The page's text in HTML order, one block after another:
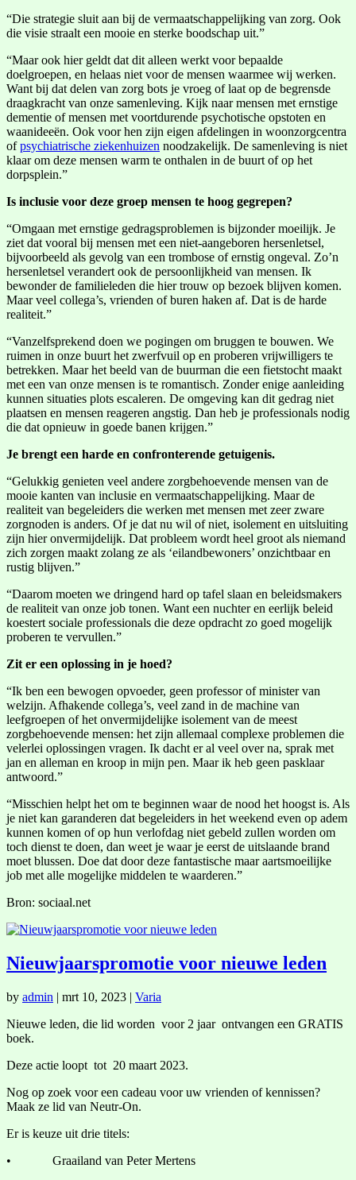
“Die strategie sluit aan bij de vermaatschappelijking van zorg. Ook
die visie straalt een mooie en sterke boodschap uit.”
“Maar ook hier geldt dat dit alleen werkt voor bepaalde
doelgroepen, en helaas niet voor de mensen waarmee wij werken.
Want bij dat delen van zorg bots je vroeg of laat op de begrensde
draagkracht van onze samenleving. Kijk naar mensen met ernstige
dementie of mensen met voortdurende psychotische opstoten en
waanideeën. Ook voor hen zijn eigen afdelingen in woonzorgcentra
ofpsychiatrische ziekenhuizen noodzakelijk. De samenleving is niet
klaar om deze mensen warm te onthalen in de buurt of op het
dorpsplein.”
Is inclusie voor deze groep mensen te hoog gegrepen?
“Omgaan met ernstige gedragsproblemen is bijzonder moeilijk. Je
ziet dat vooral bij mensen met een niet-aangeboren hersenletsel,
bijvoorbeeld als gevolg van een trombose of ernstig ongeval. Zo’n
hersenletsel verandert ook de persoonlijkheid van mensen. Ik
bewonder de familieleden die hier trouw op bezoek blijven komen.
Maar veel collega’s, vrienden of buren haken af. Dat is de harde
realiteit.”
“Vanzelfsprekend doen we pogingen om bruggen te bouwen. We
ruimen in onze buurt het zwerfvuil op en proberen vrijwilligers te
betrekken. Maar het beeld van de buurman die een fietstocht maakt
met een van onze mensen is te romantisch. Zonder enige aanleiding
kunnen situaties plots escaleren. De omgeving kan dit gedrag niet
plaatsen en mensen reageren angstig. Dan heb je professionals nodig
die dat opnieuw in goede banen krijgen.”
Je brengt een harde en confronterende getuigenis.
“Gelukkig genieten veel andere zorgbehoevende mensen van de
mooie kanten van inclusie en vermaatschappelijking. Maar de
realiteit van begeleiders die werken met mensen met zeer zware
zorgnoden is anders. Of je dat nu wil of niet, isolement en uitsluiting
zijn hier onvermijdelijk. Dat probleem wordt heel groot als niemand
zich zorgen maakt zolang ze als ‘eilandbewoners’ onzichtbaar en
rustig blijven.”
“Daarom moeten we dringend hard op tafel slaan en beleidsmakers
de realiteit van onze job tonen. Want een nuchter en eerlijk beleid
koestert sociale professionals die deze opdracht zo goed mogelijk
proberen te vervullen.”
Zit er een oplossing in je hoed?
“Ik ben een bewogen opvoeder, geen professor of minister van
welzijn. Afhakende collega’s, veel zand in de machine van
leefgroepen of het onvermijdelijke isolement van de meest
zorgbehoevende mensen: het zijn allemaal complexe problemen die
velerlei oplossingen vragen. Ik dacht er al veel over na, sprak met
jan en alleman en kroop in mijn pen. Maar ik heb geen pasklaar
antwoord.”
“Misschien helpt het om te beginnen waar de nood het hoogst is. Als
je niet kan garanderen dat begeleiders in het weekend even op adem
kunnen komen of op hun verlofdag niet gebeld zullen worden om
toch dienst te doen, dan weet je waar je eerst de uitslaande brand
moet blussen. Doe dat door deze fantastische maar aartsmoeilijke
job met alle mogelijke middelen te waarderen.”
Bron: sociaal.net
Nieuwjaarspromotie voor nieuwe leden
by admin | mrt 10, 2023 | Varia
Nieuwe leden, die lid worden voor 2 jaar ontvangen een GRATIS
boek.
Deze actie loopt tot 20 maart 2023.
Nog op zoek voor een cadeau voor uw vrienden of kennissen?
Maak ze lid van Neutr-On.
Er is keuze uit drie titels:
• Graailand van Peter Mertens